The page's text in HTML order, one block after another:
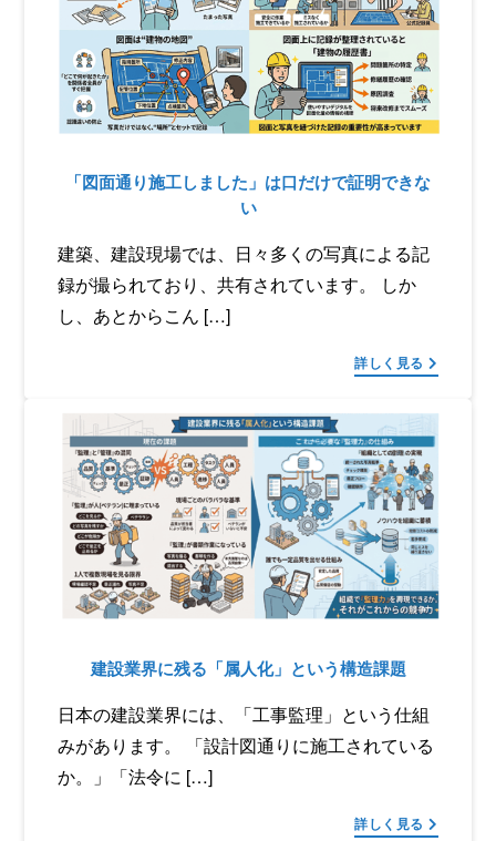
「図面通り施工しました」は口だけで証明できな
い
建築、建設現場では、日々多くの写真による記
録が撮られており、共有されています。 しか
し、あとからこん […]
詳しく見る
建設業界に残る「属人化」という構造課題
日本の建設業界には、「工事監理」という仕組
みがあります。 「設計図通りに施工されている
か。」「法令に […]
詳しく見る